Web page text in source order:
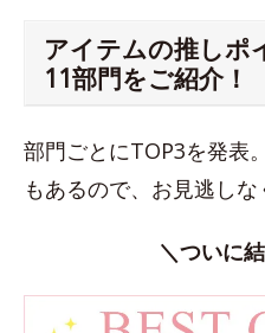
アイテムの推しポ
11部門をご紹介！
部門ごとにTOP3を発表
もあるので、お見逃しな
＼ついに